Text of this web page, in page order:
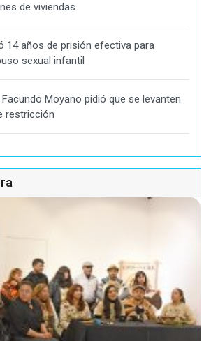
de viviendas
14 años de prisión efectiva para
sexual infantil
Moyano pidió que se levanten
restricción